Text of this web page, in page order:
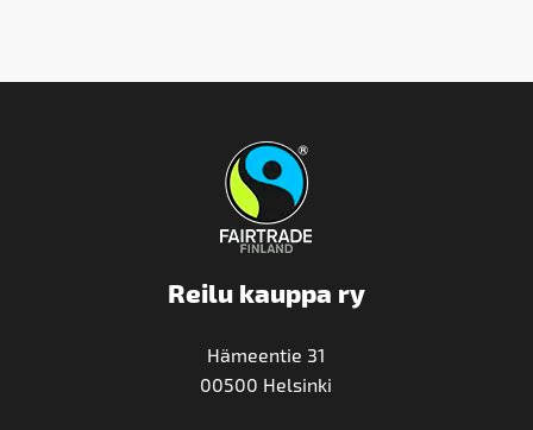
Reilu kauppa ry
Hämeentie 31
00500 Helsinki